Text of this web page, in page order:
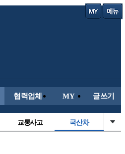
협력업체 MY 글쓰기
교통사고 국산차